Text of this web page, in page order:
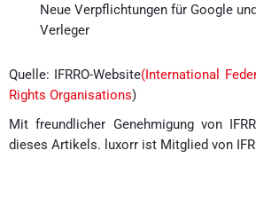
Neue Verpflichtungen für Google
Verleger
Quelle: IFRRO-Website(International
Rights Organisations)
Mit freundlicher Genehmigung von
dieses Artikels. luxorr ist Mitglied von